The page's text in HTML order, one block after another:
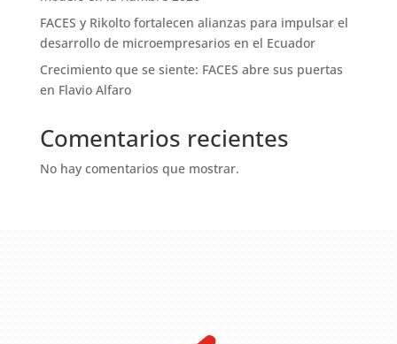
FACES y Rikolto fortalecen alianzas para impulsar el
desarrollo de microempresarios en el Ecuador
Crecimiento que se siente: FACES abre sus puertas
en Flavio Alfaro
Comentarios recientes
No hay comentarios que mostrar.